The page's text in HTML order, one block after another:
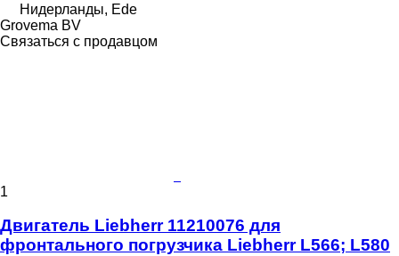
Нидерланды, Ede
Grovema BV
Связаться с продавцом
1
Двигатель Liebherr 11210076 для
фронтального погрузчика Liebherr L566; L580